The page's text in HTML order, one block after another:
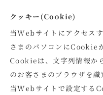
クッキー(Cookie)
当Webサイトにアクセス
さまのパソコンにCookie
Cookieは、文字列情報か
のお客さまのブラウザを識
当Webサイトで設定する